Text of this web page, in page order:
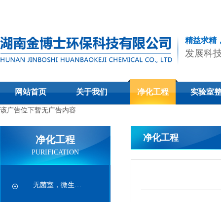
精益求精
发展科
网站首页 关于我们 净化工程 实验室
该广告位下暂无广告内容
净化工程
PURIFICATION
无菌室，微生…
净化工程